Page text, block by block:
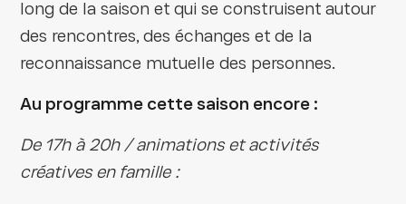
long de la saison et qui se construisent autour
des rencontres, des échanges et de la
reconnaissance mutuelle des personnes.
Au programme cette saison encore :
De 17h à 20h / animations et activités
créatives en famille :